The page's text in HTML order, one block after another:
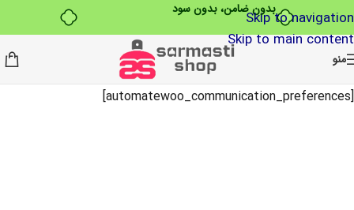
بدون ضامن، بدون سودSkip to navigation
Skip to main content
منو
[automatewoo_communication_preferences]